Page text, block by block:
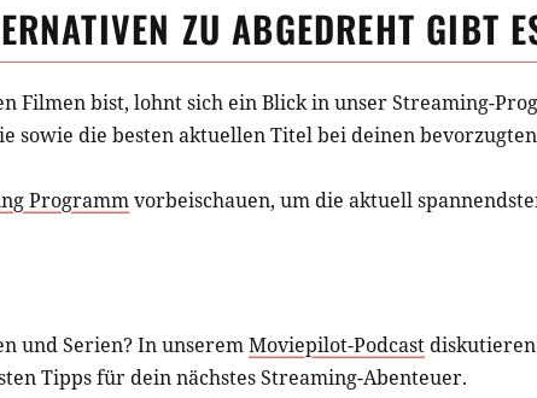
ZUABGEDREHT GIBT
Filmenbist, lohnt sich ein Blick in unser Streaming-
sowie die besten aktuellen Titel bei deinen
Programmvorbeischauen, um die aktuell
und Serien? In unseremMoviepilot-Podcast
Tipps für dein nächstes Streaming-Abenteuer.